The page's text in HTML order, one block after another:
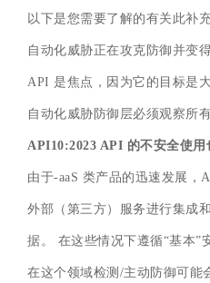
以下是您需要了解的有关此补
自动化威胁正在攻克防御并变
API 是焦点，因为它的目标是
自动化威胁防御层必须观察所
API10:2023 API 的不安全使
由于-aaS 类产品的迅速发展，
外部（第三方）服务进行集成
据。 在这些情况下遵循“基本”
在这个领域检测/主动防御可能